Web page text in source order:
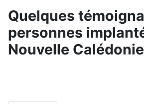
Quelques
personnes
Nouvelle Calédonie